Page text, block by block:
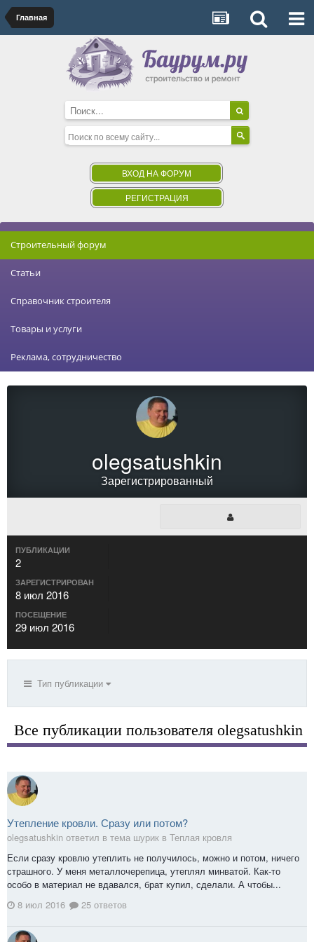
Главная
ВХОД НА ФОРУМ
РЕГИСТРАЦИЯ
Строительный форум
Статьи
Справочник строителя
Товары и услуги
Реклама, сотрудничество
olegsatushkin
Зарегистрированный
ПУБЛИКАЦИИ
2
ЗАРЕГИСТРИРОВАН
8 июл 2016
ПОСЕЩЕНИЕ
29 июл 2016
Тип публикации
Все публикации пользователя olegsatushkin
Утепление кровли. Сразу или потом?
olegsatushkin ответил в тема шурик в Теплая кровля
Если сразу кровлю утеплить не получилось, можно и потом, ничего
страшного. У меня металлочерепица, утеплял минватой. Как-то
особо в материал не вдавался, брат купил, сделали. А чтобы...
8 июл 2016
25 ответов